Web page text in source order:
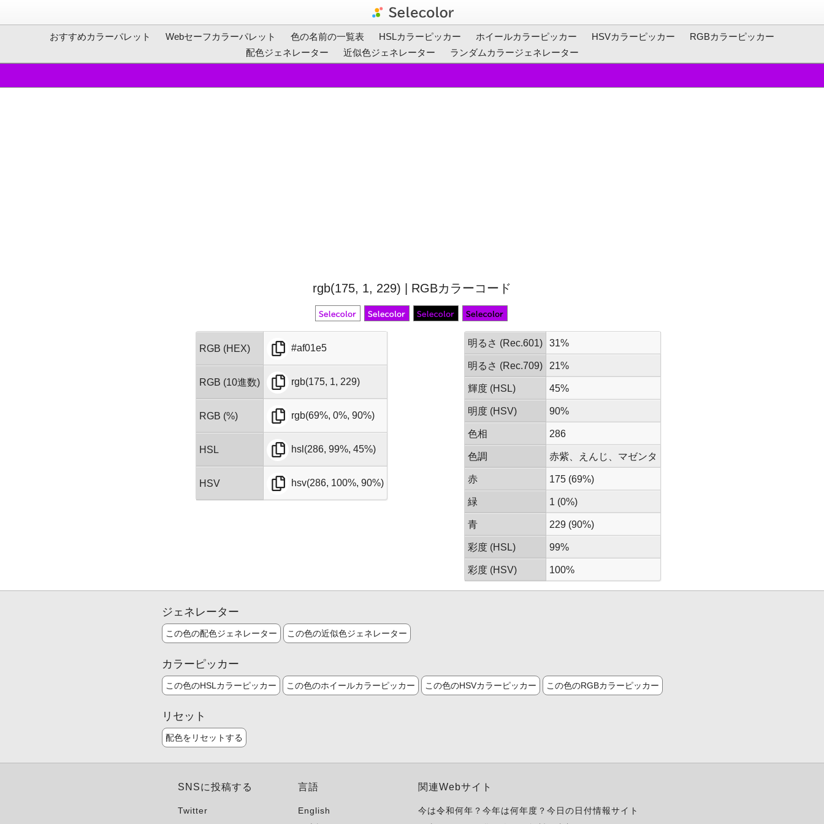
おすすめカラーパレット Webセーフカラーパレット 色の名前の一覧表 HSLカラーピッカー ホイールカラーピッカー HSVカラーピッカー
RGBカラーピッカー
配色ジェネレーター
近似色ジェネレーター ランダムカラージェネレーター
rgb(175, 1, 229) | RGBカラーコード
RGB (HEX) #af01e5
RGB (10進数) rgb(175, 1, 229)
RGB (%) rgb(69%, 0%, 90%)
HSL hsl(286, 99%, 45%)
HSV hsv(286, 100%, 90%)
明るさ (Rec.601) 31%
明るさ (Rec.709) 21%
輝度 (HSL) 45%
明度 (HSV) 90%
色相 286
色調 赤紫、えんじ、マゼンタ
赤 175 (69%)
緑 1 (0%)
青 229 (90%)
彩度 (HSL) 99%
彩度 (HSV) 100%
ジェネレーター
この色の配色ジェネレーター この色の近似色ジェネレーター
カラーピッカー
この色のHSLカラーピッカー この色のホイールカラーピッカー この色のHSVカラーピッカー この色のRGBカラーピッカー
リセット
配色をリセットする
SNSに投稿する
Twitter
言語
English
関連Webサイト
今は令和何年？今年は何年度？今日の日付情報サイト